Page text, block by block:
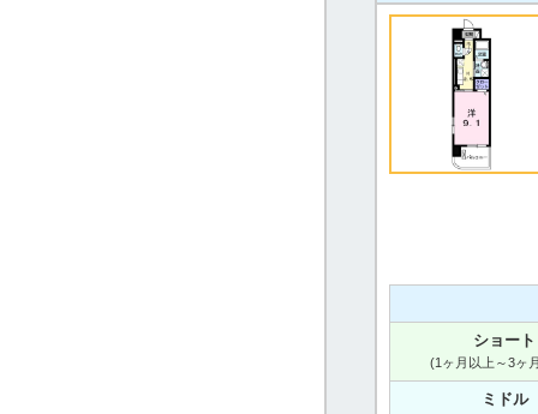
ショート
(1ヶ月以上～3ヶ
ミドル